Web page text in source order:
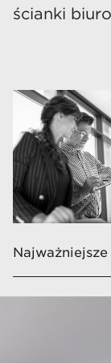
ścianki
Panele i